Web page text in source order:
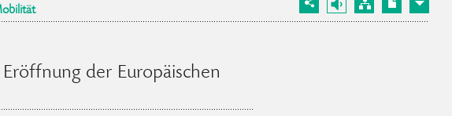
der Europäischen